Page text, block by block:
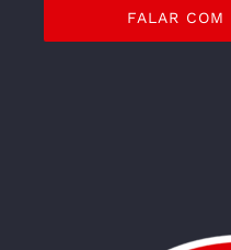
FALAR COM